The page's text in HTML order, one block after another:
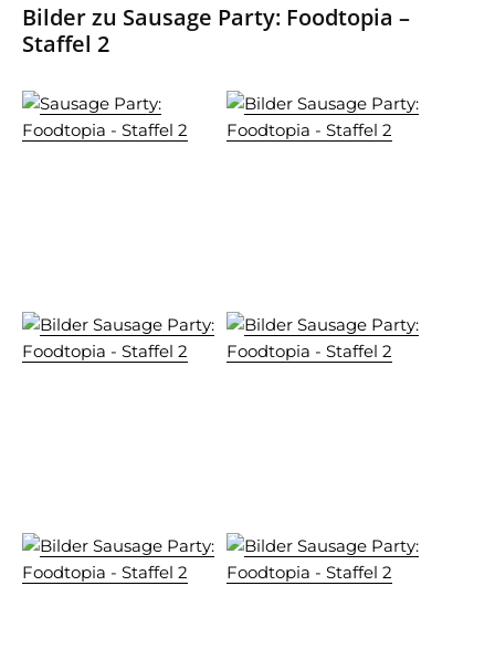
Bilder zu Sausage Party: Foodtopia –
Staffel 2